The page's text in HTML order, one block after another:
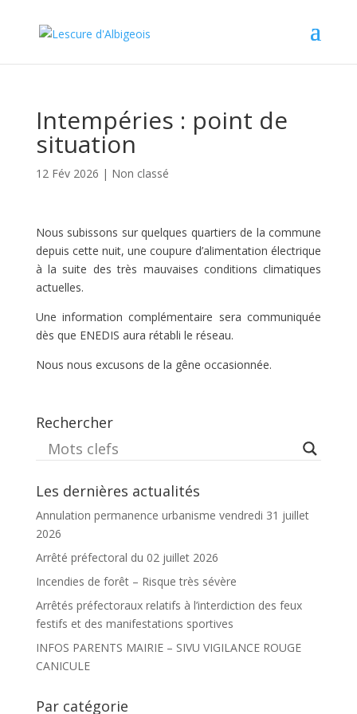
Intempéries : point de
situation
12 Fév 2026 | Non classé
Nous subissons sur quelques quartiers de la commune
depuis cette nuit, une coupure d’alimentation électrique
à la suite des très mauvaises conditions climatiques
actuelles.
Une information complémentaire sera communiquée
dès que ENEDIS aura rétabli le réseau.
Nous nous excusons de la gêne occasionnée.
Rechercher
Les dernières actualités
Annulation permanence urbanisme vendredi 31 juillet
2026
Arrêté préfectoral du 02 juillet 2026
Incendies de forêt – Risque très sévère
Arrêtés préfectoraux relatifs à l’interdiction des feux
festifs et des manifestations sportives
INFOS PARENTS MAIRIE – SIVU VIGILANCE ROUGE
CANICULE
Par catégorie